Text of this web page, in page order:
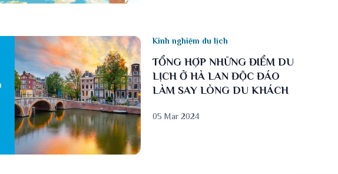
Kinh nghiệm du lịch
TỔNG HỢP NHỮNG ĐIỂM DU
LỊCH Ở HÀ LAN ĐỘC ĐÁO
LÀM SAY LÒNG DU KHÁCH
05 Mar 2024